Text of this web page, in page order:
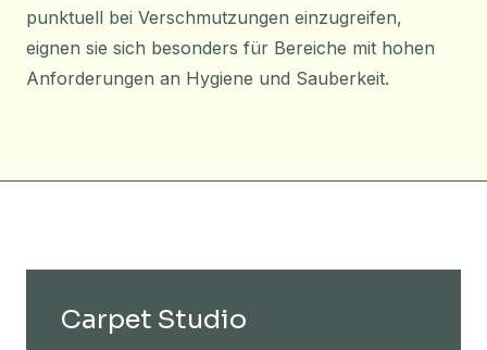
punktuell bei Verschmutzungen einzugreifen,
eignen sie sich besonders für Bereiche mit hohen
Anforderungen an Hygiene und Sauberkeit.
Carpet Studio